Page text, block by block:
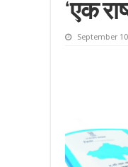
‘एक
September